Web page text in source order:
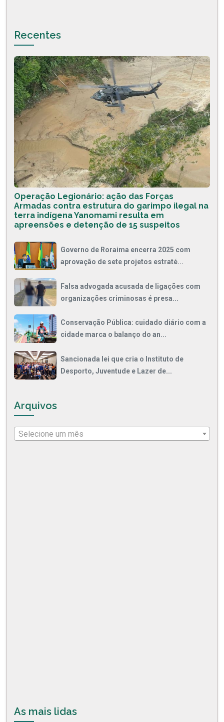
Recentes
Operação Legionário: ação das Forças
Armadas contra estrutura do garimpo ilegal na
terra indígena Yanomami resulta em
apreensões e detenção de 15 suspeitos
Governo de Roraima encerra 2025 com
aprovação de sete projetos estraté...
Falsa advogada acusada de ligações com
organizações criminosas é presa...
Conservação Pública: cuidado diário com a
cidade marca o balanço do an...
Sancionada lei que cria o Instituto de
Desporto, Juventude e Lazer de...
Arquivos
Selecione um mês
As mais lidas